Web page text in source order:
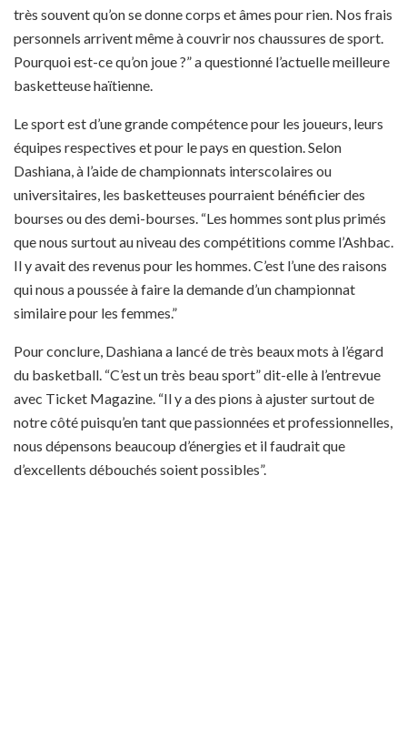
très souvent qu’on se donne corps et âmes pour rien. Nos frais
personnels arrivent même à couvrir nos chaussures de sport.
Pourquoi est-ce qu’on joue ?” a questionné l’actuelle meilleure
basketteuse haïtienne.
Le sport est d’une grande compétence pour les joueurs, leurs
équipes respectives et pour le pays en question. Selon
Dashiana, à l’aide de championnats interscolaires ou
universitaires, les basketteuses pourraient bénéficier des
bourses ou des demi-bourses. “Les hommes sont plus primés
que nous surtout au niveau des compétitions comme l’Ashbac.
Il y avait des revenus pour les hommes. C’est l’une des raisons
qui nous a poussée à faire la demande d’un championnat
similaire pour les femmes.”
Pour conclure, Dashiana a lancé de très beaux mots à l’égard
du basketball. “C’est un très beau sport” dit-elle à l’entrevue
avec Ticket Magazine. “Il y a des pions à ajuster surtout de
notre côté puisqu’en tant que passionnées et professionnelles,
nous dépensons beaucoup d’énergies et il faudrait que
d’excellents débouchés soient possibles”.